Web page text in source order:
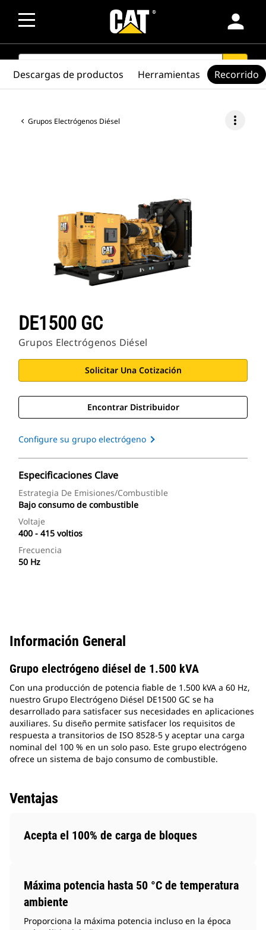
person
SEARCH search
Grupos Electrógenos Diésel more_vert
DE1500 GC
Grupos Electrógenos Diésel
Solicitar Una Cotización
Encontrar Distribuidor
Configure su grupo electrógeno
Especificaciones Clave
Estrategia De Emisiones/combustible
Bajo consumo de combustible
Voltaje
400 - 415 voltios
Frecuencia
50 Hz
Descargas de productos Herramientas Recorrido
Información General
Grupo electrógeno diésel de 1.500 kVA
Con una producción de potencia fiable de 1.500 kVA a 60 Hz,
nuestro Grupo Electrógeno Diésel DE1500 GC se ha
desarrollado para satisfacer sus necesidades en aplicaciones
auxiliares. Su diseño permite satisfacer los requisitos de
respuesta a transitorios de ISO 8528-5 y aceptar una carga
nominal del 100 % en un solo paso. Este grupo electrógeno
ofrece un sistema de bajo consumo de combustible.
Ventajas
Acepta el 100% de carga de bloques
Máxima potencia hasta 50 °C de temperatura
ambiente
Proporciona la máxima potencia incluso en la época